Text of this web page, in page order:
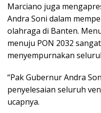
Marciano juga
Andra Soni dalam
olahraga di Banten.
menuju PON 2032
menyempurnakan
“Pak Gubernur Andra
penyelesaian seluruh
ucapnya.